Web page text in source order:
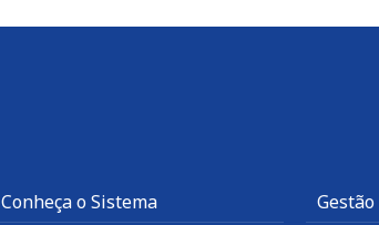
Conheça o Sistema